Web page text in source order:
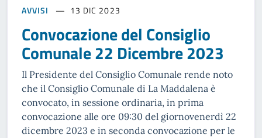
AVVISI 13 DIC 2023
Convocazione del Consiglio
Comunale 22 Dicembre 2023
Il Presidente del Consiglio Comunale rende noto
che il Consiglio Comunale di La Maddalena è
convocato, in sessione ordinaria, in prima
convocazione alle ore 09:30 del giornovenerdì 22
dicembre 2023 e in seconda convocazione per le